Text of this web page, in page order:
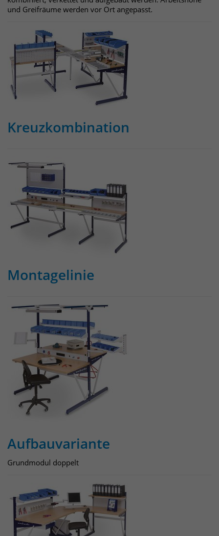
und Greifräume werden vor Ort angepasst.
Kreuzkombination
Montagelinie
Aufbauvariante
Grundmodul doppelt
Zweck
Das Cookie wird gesetzt um zu
überprüfen ob der Browser erlaubt
Cookies zu setzen. Es wird direkt nach
demTest wieder gelöscht.